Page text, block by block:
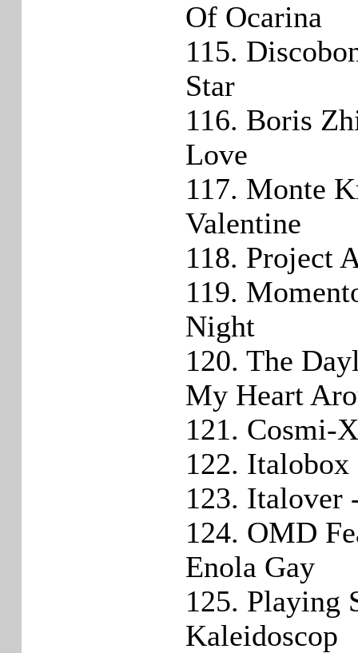
Of Ocarina
115.
Star
116. Boris
Love
117. Monte
Valentine
118. Project
119.
Night
120. The
My Heart
121. Cosmi-
122.
123. Italover
124. OMD
Enola Gay
125. Playing
Kaleidoscop